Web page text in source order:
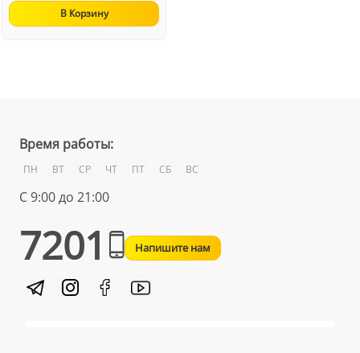
В Корзину
Время работы:
ПН ВТ СР ЧТ ПТ СБ ВС
С 9:00 до 21:00
7201 Напишите нам